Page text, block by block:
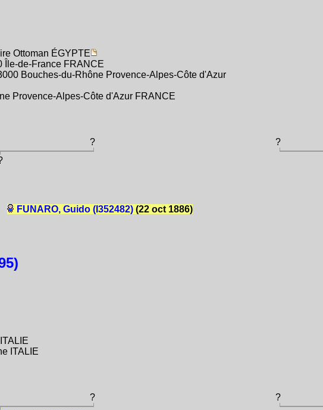
Ottoman ÉGYPTE
Île-de-France FRANCE
Bouches-du-Rhône Provence-Alpes-Côte d'Azur
Provence-Alpes-Côte d'Azur FRANCE
?
?
FUNARO, Guido (I352482) (22 oct 1886)
ITALIE
?
?